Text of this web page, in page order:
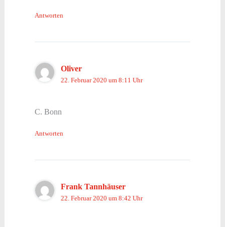
Antworten
Oliver
22. Februar 2020 um 8:11 Uhr
C. Bonn
Antworten
Frank Tannhäuser
22. Februar 2020 um 8:42 Uhr